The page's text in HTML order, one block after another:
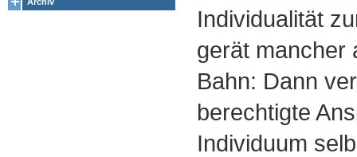
Individualität
gerät mancher
Bahn: Dann
berechtigte
Individuum